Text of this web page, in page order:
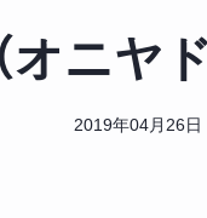
オニヤ
2019年04月26日